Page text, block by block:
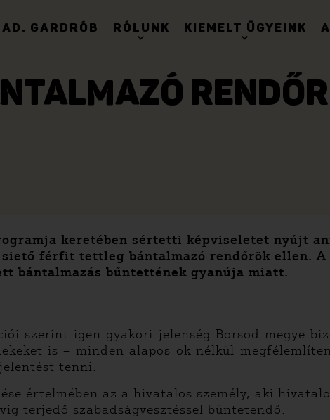
GARDRÓB RÓLUNK KIEMELT ÜGYEINK
keretében sértetti képviseletet nyújt
férfit tettleg bántalmazó rendőrök ellen. A
bántalmazás bűntettének gyanúja miatt.
szerint igen gyakori jelenség Borsod megye
is – minden alapos ok nélkül
tenni.
értelmében az a hivatalos személy, aki
terjedő szabadságvesztéssel büntetendő.